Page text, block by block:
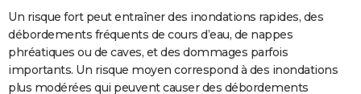
Un risque fort peut entraîner des inondations rapides, des
débordements fréquents de cours d’eau, de nappes
phréatiques ou de caves, et des dommages parfois
importants. Un risque moyen correspond à des inondations
plus modérées qui peuvent causer des débordements